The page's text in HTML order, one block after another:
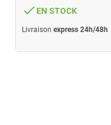
done EN STOCK
Livraison express 24h/48h